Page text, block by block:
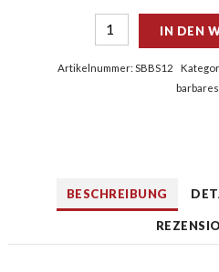
IN DEN
Artikelnummer: SBBS12
BESCHREIBUNG